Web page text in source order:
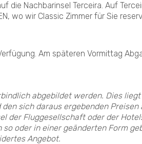
die Nachbarinsel Terceira. Auf
wo wir Classic Zimmer für Sie
Am späteren Vormittag
abgebildet werden. Dies
sich daraus ergebenden
der Fluggesellschaft oder der
so oder in einer geänderten Form
Angebot.